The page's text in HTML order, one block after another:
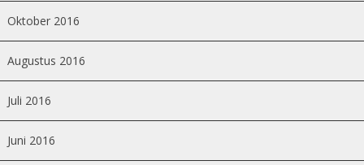
Oktober 2016
Augustus 2016
Juli 2016
Juni 2016